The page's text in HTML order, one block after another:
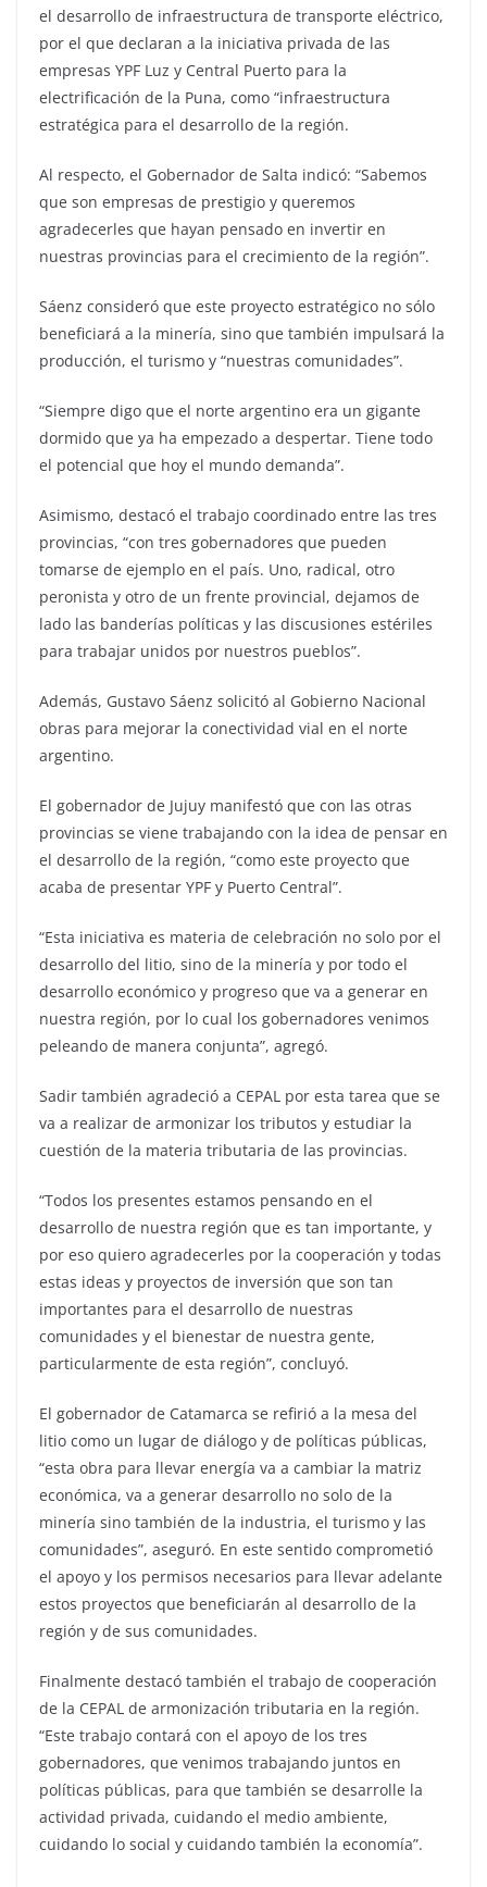
el desarrollo de infraestructura de transporte eléctrico,
por el que declaran a la iniciativa privada de las
empresas YPF Luz y Central Puerto para la
electrificación de la Puna, como “infraestructura
estratégica para el desarrollo de la región.
Al respecto, el Gobernador de Salta indicó: “Sabemos
que son empresas de prestigio y queremos
agradecerles que hayan pensado en invertir en
nuestras provincias para el crecimiento de la región”.
Sáenz consideró que este proyecto estratégico no sólo
beneficiará a la minería, sino que también impulsará la
producción, el turismo y “nuestras comunidades”.
“Siempre digo que el norte argentino era un gigante
dormido que ya ha empezado a despertar. Tiene todo
el potencial que hoy el mundo demanda”.
Asimismo, destacó el trabajo coordinado entre las tres
provincias, “con tres gobernadores que pueden
tomarse de ejemplo en el país. Uno, radical, otro
peronista y otro de un frente provincial, dejamos de
lado las banderías políticas y las discusiones estériles
para trabajar unidos por nuestros pueblos”.
Además, Gustavo Sáenz solicitó al Gobierno Nacional
obras para mejorar la conectividad vial en el norte
argentino.
El gobernador de Jujuy manifestó que con las otras
provincias se viene trabajando con la idea de pensar en
el desarrollo de la región, “como este proyecto que
acaba de presentar YPF y Puerto Central”.
“Esta iniciativa es materia de celebración no solo por el
desarrollo del litio, sino de la minería y por todo el
desarrollo económico y progreso que va a generar en
nuestra región, por lo cual los gobernadores venimos
peleando de manera conjunta”, agregó.
Sadir también agradeció a CEPAL por esta tarea que se
va a realizar de armonizar los tributos y estudiar la
cuestión de la materia tributaria de las provincias.
“Todos los presentes estamos pensando en el
desarrollo de nuestra región que es tan importante, y
por eso quiero agradecerles por la cooperación y todas
estas ideas y proyectos de inversión que son tan
importantes para el desarrollo de nuestras
comunidades y el bienestar de nuestra gente,
particularmente de esta región”, concluyó.
El gobernador de Catamarca se refirió a la mesa del
litio como un lugar de diálogo y de políticas públicas,
“esta obra para llevar energía va a cambiar la matriz
económica, va a generar desarrollo no solo de la
minería sino también de la industria, el turismo y las
comunidades”, aseguró. En este sentido comprometió
el apoyo y los permisos necesarios para llevar adelante
estos proyectos que beneficiarán al desarrollo de la
región y de sus comunidades.
Finalmente destacó también el trabajo de cooperación
de la CEPAL de armonización tributaria en la región.
“Este trabajo contará con el apoyo de los tres
gobernadores, que venimos trabajando juntos en
políticas públicas, para que también se desarrolle la
actividad privada, cuidando el medio ambiente,
cuidando lo social y cuidando también la economía”.